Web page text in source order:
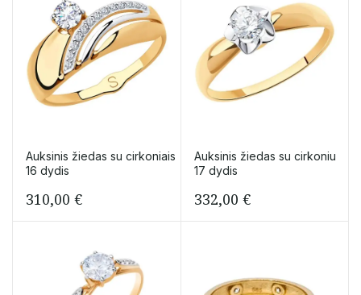
Auksinis žiedas su cirkoniais
16 dydis
310,00 €
Auksinis žiedas su cirkoniu
17 dydis
332,00 €